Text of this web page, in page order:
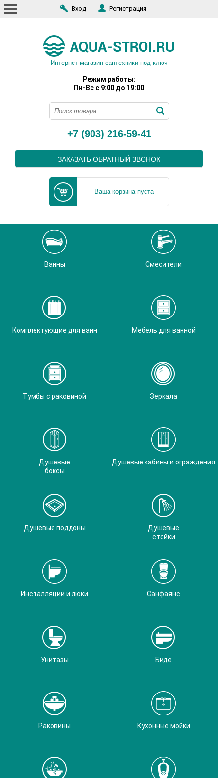
Вход Регистрация
Интернет-магазин сантехники под ключ
Режим работы:
Пн-Вс с 9:00 до 19:00
+7 (903) 216-59-41
ЗАКАЗАТЬ ОБРАТНЫЙ ЗВОНОК
Ваша корзина пуста
Ванны Смесители
Комплектующие для ванн Мебель для ванной
Тумбы с раковиной Зеркала
Душевые
боксы
Душевые кабины и ограждения
Душевые поддоны
Душевые
стойки
Инсталляции и люки Санфаянс
Унитазы Биде
Раковины Кухонные мойки